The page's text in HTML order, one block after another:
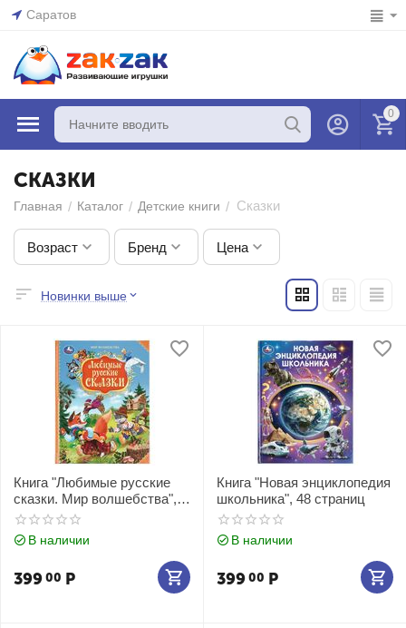
Саратов
0
СКАЗКИ
Главная / Каталог / Детские книги / Сказки
Возраст Бренд Цена
Новинки выше
Книга "Любимые русские
сказки. Мир волшебства",
96 страниц
В наличии
39900 Р
Книга "Новая энциклопедия
школьника", 48 страниц
В наличии
39900 Р